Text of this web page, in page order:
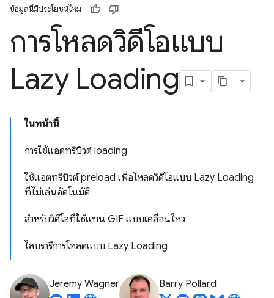
ข้อมูลนี้มีประโยชน์ไหม
การโหลดวิดีโอแบบ
Lazy Loading
ในหน้านี้
การใช้แอตทริบิวต์ loading
ใช้แอตทริบิวต์ preload เพื่อโหลดวิดีโอแบบ Lazy Loading
ที่ไม่เล่นอัตโนมัติ
สำหรับวิดีโอที่ใช้แทน GIF แบบเคลื่อนไหว
ไลบรารีการโหลดแบบ Lazy Loading
Jeremy Wagner Barry Pollard